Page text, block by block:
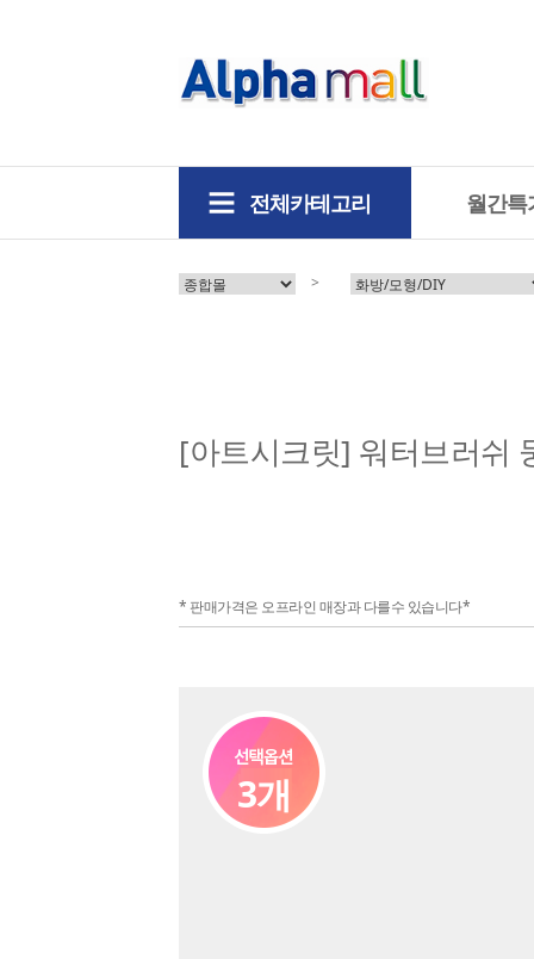
전체카테고리 월간특
>
[아트시크릿] 워터브러쉬
* 판매가격은 오프라인 매장과 다를수 있습니다*
3개